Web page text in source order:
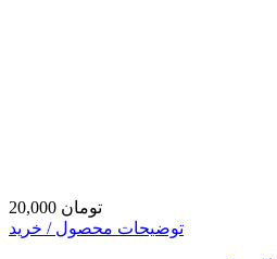
20,000 تومان
توضیحات محصول / خرید